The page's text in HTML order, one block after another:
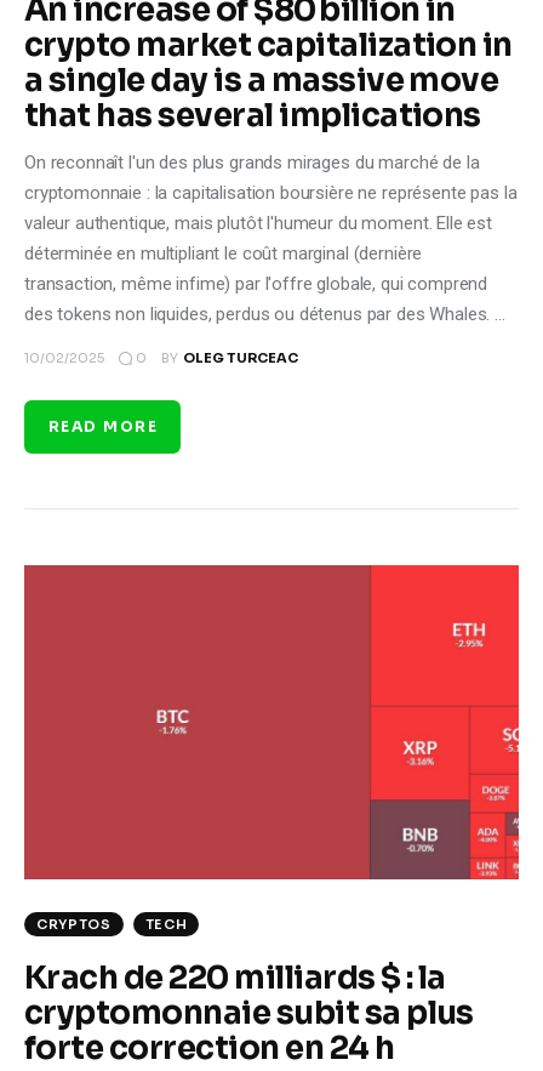
An increase of $80 billion in
crypto market capitalization in
a single day is a massive move
that has several implications
On reconnaît l'un des plus grands mirages du marché de la
cryptomonnaie : la capitalisation boursière ne représente pas la
valeur authentique, mais plutôt l'humeur du moment. Elle est
déterminée en multipliant le coût marginal (dernière
transaction, même infime) par l'offre globale, qui comprend
des tokens non liquides, perdus ou détenus par des Whales. …
10/02/2025 0 BY OLEG TURCEAC
READ MORE
CRYPTOS TECH
Krach de 220 milliards $ : la
cryptomonnaie subit sa plus
forte correction en 24 h